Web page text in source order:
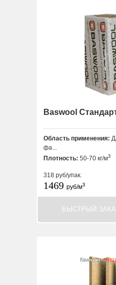
Baswool
Область применения:
фа...
Плотность: 50-70 кг/м3
318руб/упак.
1469руб/м3
БЫСТРЫЙ